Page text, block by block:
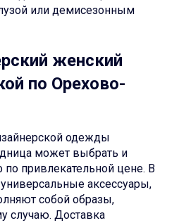
или демисезонным
женский
по Орехово-
одежды
может выбрать и
привлекательной цене. В
аксессуары,
собой образы,
случаю. Доставка